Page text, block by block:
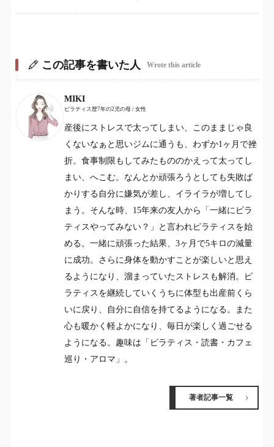
この記事を書いた人 Wrote this article
MIKI
ピラティス歴7年の2児の母 / 女性
産後にストレスで太ってしまい、このままじゃ良
くないなぁと思いジムに通うも、わずか1ヶ月で挫
折。食事制限もしてみたもののかえって太ってし
まい、へこむ。なんとか頑張ろうとしても失敗ば
かりする自分に嫌気が差し、イライラが増してし
まう。そんな時、15年来の友人から「一緒にピラ
ティスやってみない？」と言われピラティスを始
める。一緒に頑張った結果、3ヶ月で5キロの減量
に成功。さらに身体を動かすことが楽しいと思え
るようになり、溜まっていたストレスも解消。ピ
ラティスを継続していくうちに体型も出産前くら
いに戻り、自分に自信を持てるようになる。また
心も暖かく軽よかになり、毎日が楽しく過ごせる
ようになる。趣味は「ピラティス・読書・カフェ
巡り・アロマ」。
著者記事一覧